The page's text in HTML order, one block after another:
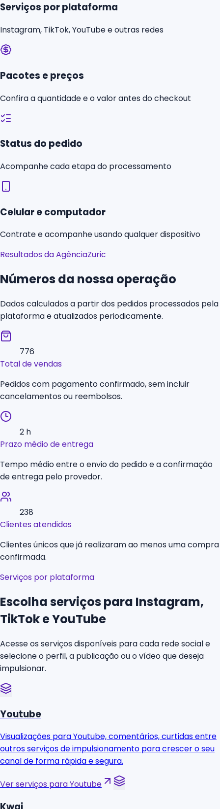
Serviços por plataforma
Instagram, TikTok, YouTube e outras redes
Pacotes e preços
Confira a quantidade e o valor antes do checkout
Status do pedido
Acompanhe cada etapa do processamento
Celular e computador
Contrate e acompanhe usando qualquer dispositivo
Resultados da AgênciaZuric
Números da nossa operação
Dados calculados a partir dos pedidos processados pela
plataforma e atualizados periodicamente.
776
Total de vendas
Pedidos com pagamento confirmado, sem incluir
cancelamentos ou reembolsos.
2 h
Prazo médio de entrega
Tempo médio entre o envio do pedido e a confirmação
de entrega pelo provedor.
238
Clientes atendidos
Clientes únicos que já realizaram ao menos uma compra
confirmada.
Serviços por plataforma
Escolha serviços para Instagram,
TikTok e YouTube
Acesse os serviços disponíveis para cada rede social e
selecione o perfil, a publicação ou o vídeo que deseja
impulsionar.
Youtube
Visualizações para Youtube, comentários, curtidas entre
outros serviços de impulsionamento para crescer o seu
canal de forma rápida e segura.
Ver serviços para Youtube